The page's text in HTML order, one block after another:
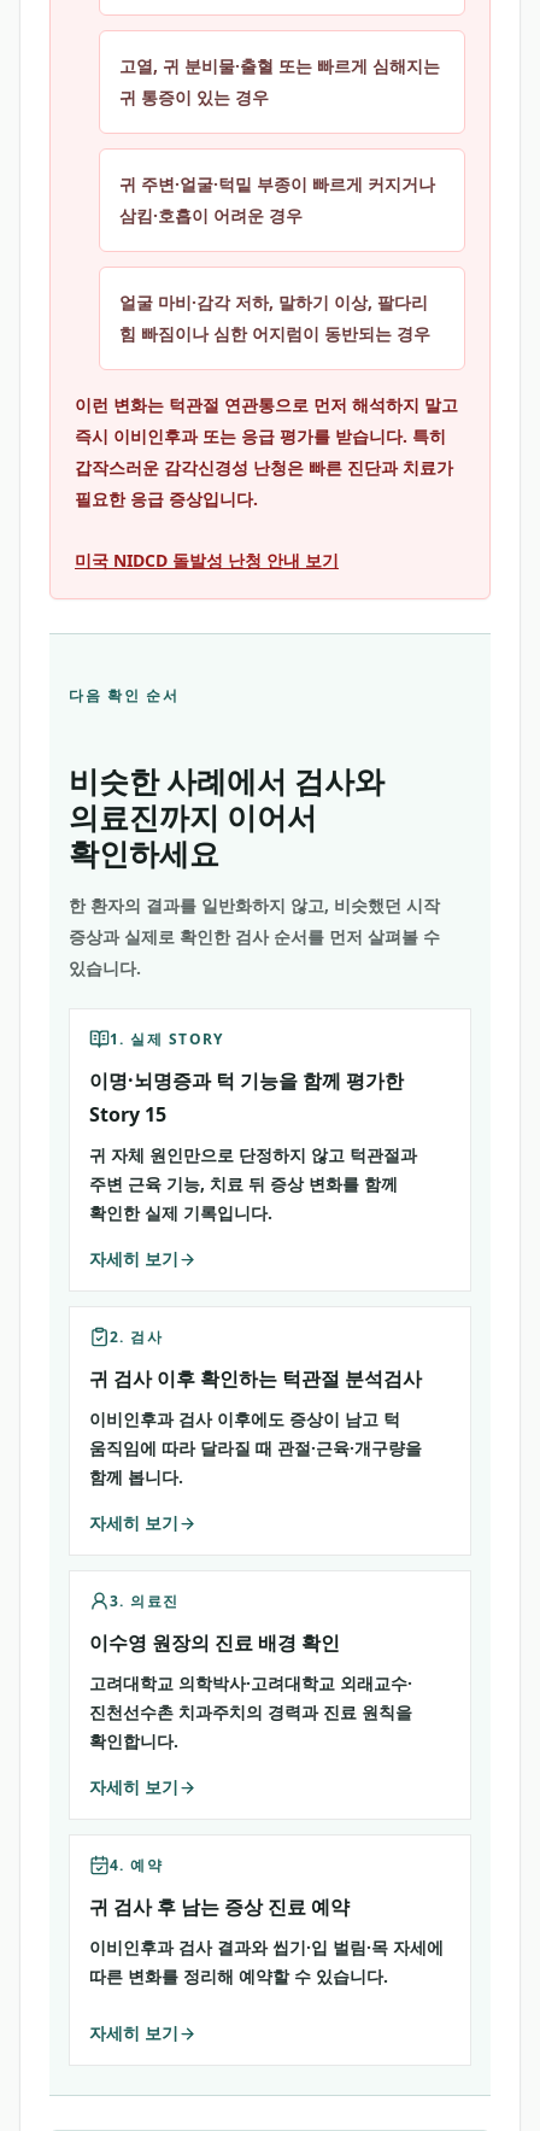
고열, 귀 분비물·출혈 또는 빠르게 심해지는
귀 통증이 있는 경우
귀 주변·얼굴·턱밑 부종이 빠르게 커지거나
삼킴·호흡이 어려운 경우
얼굴 마비·감각 저하, 말하기 이상, 팔다리
힘 빠짐이나 심한 어지럼이 동반되는 경우
이런 변화는 턱관절 연관통으로 먼저 해석하지 말고
즉시 이비인후과 또는 응급 평가를 받습니다. 특히
갑작스러운 감각신경성 난청은 빠른 진단과 치료가
필요한 응급 증상입니다.
미국 NIDCD 돌발성 난청 안내 보기
다음 확인 순서
비슷한 사례에서 검사와
의료진까지 이어서
확인하세요
한 환자의 결과를 일반화하지 않고, 비슷했던 시작
증상과 실제로 확인한 검사 순서를 먼저 살펴볼 수
있습니다.
1. 실제 STORY
이명·뇌명증과 턱 기능을 함께 평가한
Story 15
귀 자체 원인만으로 단정하지 않고 턱관절과
주변 근육 기능, 치료 뒤 증상 변화를 함께
확인한 실제 기록입니다.
자세히 보기
2. 검사
귀 검사 이후 확인하는 턱관절 분석검사
이비인후과 검사 이후에도 증상이 남고 턱
움직임에 따라 달라질 때 관절·근육·개구량을
함께 봅니다.
자세히 보기
3. 의료진
이수영 원장의 진료 배경 확인
고려대학교 의학박사·고려대학교 외래교수·
진천선수촌 치과주치의 경력과 진료 원칙을
확인합니다.
자세히 보기
4. 예약
귀 검사 후 남는 증상 진료 예약
이비인후과 검사 결과와 씹기·입 벌림·목 자세에
따른 변화를 정리해 예약할 수 있습니다.
자세히 보기